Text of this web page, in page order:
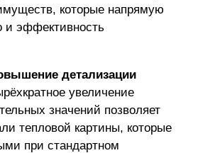
которые напрямую
и эффективность
детализации
увеличение
значений позволяет
тепловой картины, которые
при стандартном